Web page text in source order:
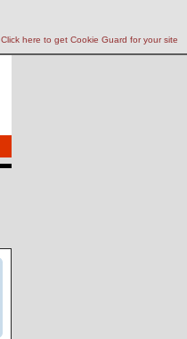
Click here to get Cookie Guard for your site